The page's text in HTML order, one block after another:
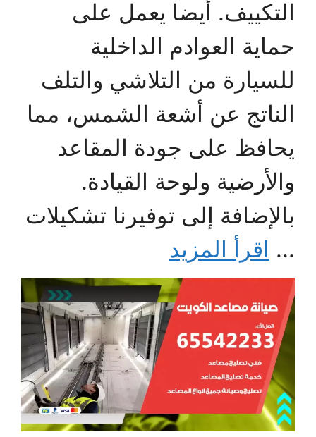
التكييف. أيضا يعمل على
حماية العوادم الداخلية
للسيارة من التلاشي والتلف
الناتج عن أشعة الشمس، مما
يحافظ على جودة المقاعد
والأرضية ولوحة القيادة.
بالإضافة إلى توفيرنا تشكيلات
... اقرأ المزيد